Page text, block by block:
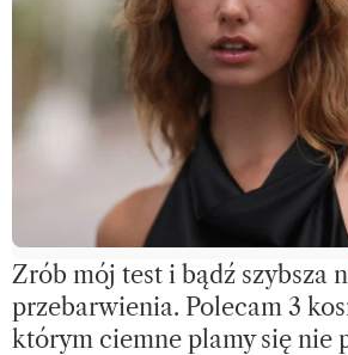
Zrób mój test i bądź szybsza
przebarwienia. Polecam 3
którym ciemne plamy się nie